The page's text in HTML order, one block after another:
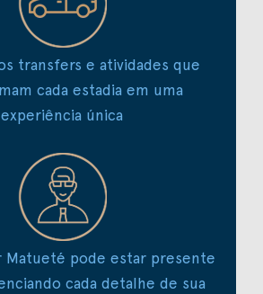
transfers e atividades que
cada estadia em uma
experiência única
Matueté pode estar presente
cada detalhe de sua